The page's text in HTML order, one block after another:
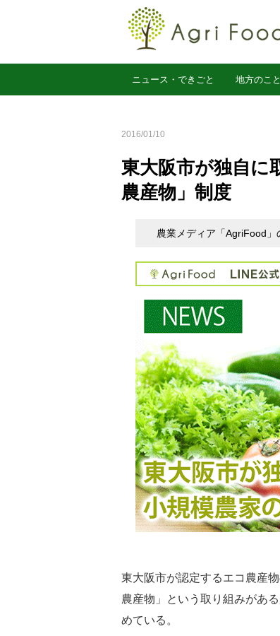
ニュース・できごと 地方のこと
2016/01/10
東大阪市が独自に
農産物」制度
農業メディア「AgriFood」
東大阪市が認定するエコ農産
農産物」という取り組みがあ
めている。